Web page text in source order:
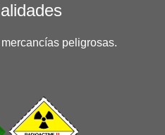
peligrosas.